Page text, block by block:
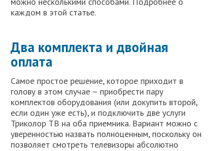
каждом в этой статье.
Два комплекта и двойная
оплата
Самое простое решение, которое приходит в
голову в этом случае – приобрести пару
комплектов оборудования (или докупить второй,
если один уже есть), и подключить две услуги
Триколор ТВ на оба приемника. Вариант можно с
уверенностью назвать полноценным, поскольку он
позволяет смотреть телевизоры абсолютно